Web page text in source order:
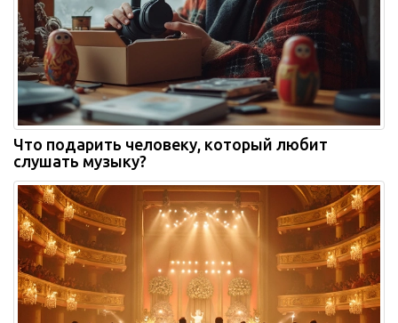
Что подарить человеку, который любит
слушать музыку?